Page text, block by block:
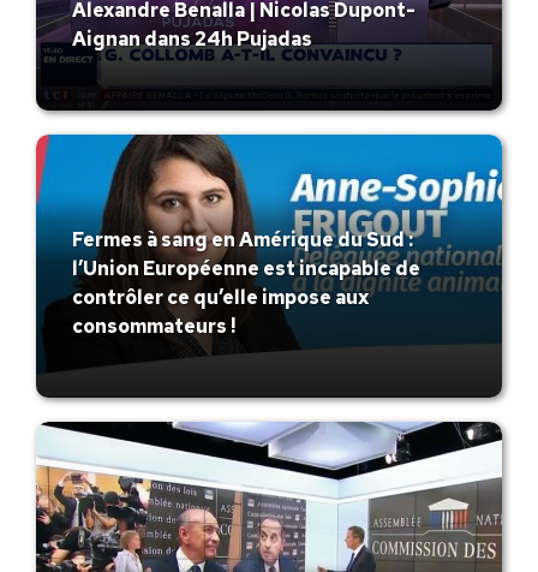
Alexandre Benalla | Nicolas Dupont-
Aignan dans 24h Pujadas
Fermes à sang en Amérique du Sud :
l’Union Européenne est incapable de
contrôler ce qu’elle impose aux
consommateurs !